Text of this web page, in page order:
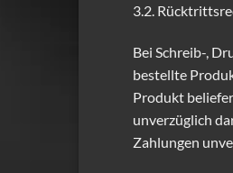
3.2.
Bei Schreib-,
bestellte
Produkt
unverzüglich
Zahlungen